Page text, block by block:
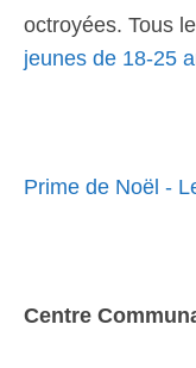
octroyées. Tous
jeunes de 18-25
Prime de Noël -
Centre